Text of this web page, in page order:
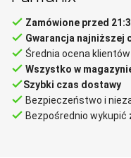
done Zamówione przed
done Gwarancja najniższej
done Średnia ocena klientów
done Wszystko w
doneSzybki czas dostawy
done Bezpieczeństwo i
done Bezpośrednio wykupić